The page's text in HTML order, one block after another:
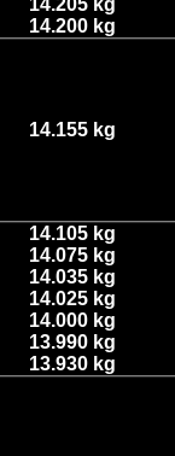
14.205 kg
14.200 kg
14.155 kg
14.105 kg
14.075 kg
14.035 kg
14.025 kg
14.000 kg
13.990 kg
13.930 kg